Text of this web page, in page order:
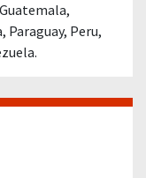
Paraguay, Peru,